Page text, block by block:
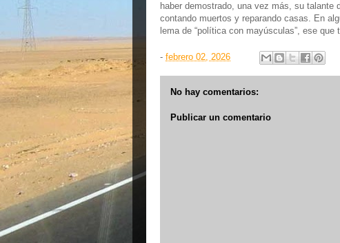
haber demostrado, una vez más, su
contando muertos y reparando casas. En
lema de “política con mayúsculas”, ese
- febrero 02, 2026
No hay comentarios:
Publicar un comentario